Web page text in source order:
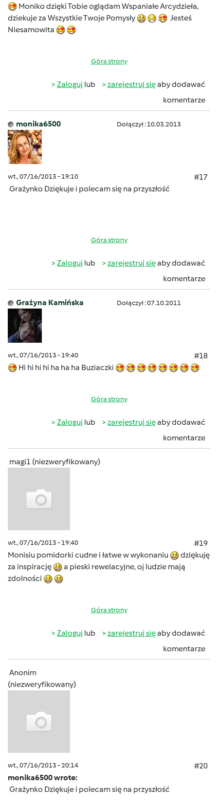
Moniko dzięki Tobie oglądam Wspaniałe Arcydzieła,
dziekuje za Wszystkie Twoje Pomysły
Jesteś
Niesamowita
Góra strony
Zaloguj lub zarejestruj sięaby dodawać
komentarze
monika6500 Dołączył : 10.03.2013
wt., 07/16/2013 - 19:10
#17
Grażynko Dziękuje i polecam się na przyszłość
Góra strony
Zaloguj lub zarejestruj sięaby dodawać
komentarze
Grażyna Kamińska Dołączył : 07.10.2011
wt., 07/16/2013 - 19:40
#18
Hi hi hi hi ha ha ha Buziaczki
Góra strony
Zaloguj lub zarejestruj sięaby dodawać
komentarze
magi1 (niezweryfikowany)
wt., 07/16/2013 - 19:40
#19
Monisiu pomidorki cudne i łatwe w wykonaniu
dziękuję
za inspirację
a pieski rewelacyjne, oj ludzie mają
zdolności
Góra strony
Zaloguj lub zarejestruj sięaby dodawać
komentarze
Anonim
(niezweryfikowany)
wt., 07/16/2013 - 20:14
#20
monika6500 wrote:
Grażynko Dziękuje i polecam się na przyszłość